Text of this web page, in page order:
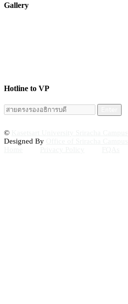
Gallery
Hotline to VP
©
Designed By